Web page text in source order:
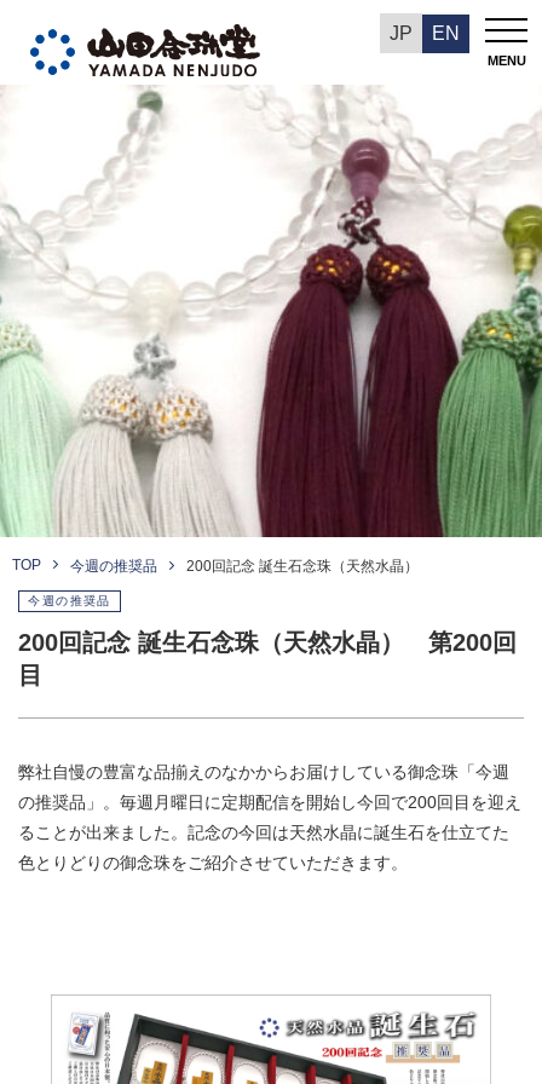
JP EN
MENU
今週の推奨品
TOP 今週の推奨品 200回記念 誕生石念珠（天然水晶）
今週の推奨品
200回記念 誕生石念珠（天然水晶） 第200回
目
弊社自慢の豊富な品揃えのなかからお届けしている御念珠「今週
の推奨品」。毎週月曜日に定期配信を開始し今回で200回目を迎え
ることが出来ました。記念の今回は天然水晶に誕生石を仕立てた
色とりどりの御念珠をご紹介させていただきます。